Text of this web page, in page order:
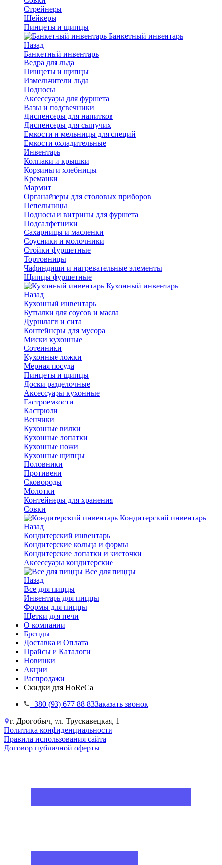
Стрейнеры
Шейкеры
Пинцеты и щипцы
Банкетный инвентарь
Назад
Банкетный инвентарь
Ведра для льда
Пинцеты и щипцы
Измельчители льда
Подносы
Аксессуары для фуршета
Вазы и подсвечники
Диспенсеры для напитков
Диспенсеры для сыпучих
Емкости и мельницы для специй
Емкости охладительные
Инвентарь
Колпаки и крышки
Корзины и хлебницы
Креманки
Мармит
Органайзеры для столовых приборов
Пепельницы
Подносы и витрины для фуршета
Подсалфетники
Сахарницы и масленки
Соусники и молочники
Стойки фуршетные
Тортовницы
Чафиндиши и нагревательные элементы
Щипцы фуршетные
Кухонный инвентарь
Назад
Кухонный инвентарь
Бутылки для соусов и масла
Дуршлаги и сита
Контейнеры для мусора
Миски кухонные
Сотейники
Кухонные ложки
Мерная посуда
Пинцеты и щипцы
Доски разделочные
Аксессуары кухонные
Гастроемкости
Кастрюли
Венчики
Кухонные вилки
Кухонные лопатки
Кухонные ножи
Кухонные щипцы
Половники
Противени
Сковороды
Молотки
Контейнеры для хранения
Совки
Кондитерский инвентарь
Назад
Кондитерский инвентарь
Кондитерские кольца и формы
Кондитерские лопатки и кисточки
Аксессуары кондитерские
Все для пиццы
Назад
Все для пиццы
Инвентарь для пиццы
Формы для пиццы
Щетки для печи
О компании
Бренды
Доставка и Оплата
Прайсы и Каталоги
Новинки
Акции
Распродажи
Скидки для HoReCa
+38‎0 (93) 677 88 83Заказать звонок
г. Дрогобыч, ул. Трускавецкая, 1
Политика конфиденциальности
Правила использования сайта
Договор публичной оферты